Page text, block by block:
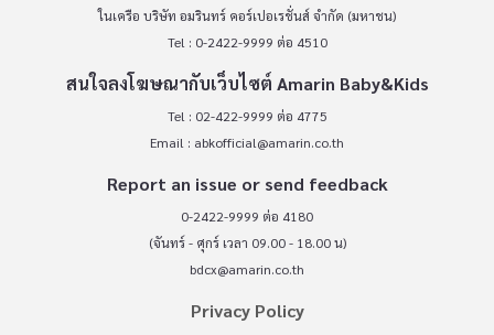
ในเครือ บริษัท อมรินทร์ คอร์เปอเรชั่นส์ จำกัด (มหาชน)
Tel : 0-2422-9999 ต่อ 4510
สนใจลงโฆษณากับเว็บไซต์ Amarin Baby&Kids
Tel : 02-422-9999 ต่อ 4775
Email : abkofficial@amarin.co.th
Report an issue or send feedback
0-2422-9999 ต่อ 4180
(จันทร์ - ศุกร์ เวลา 09.00 - 18.00 น)
bdcx@amarin.co.th
Privacy Policy